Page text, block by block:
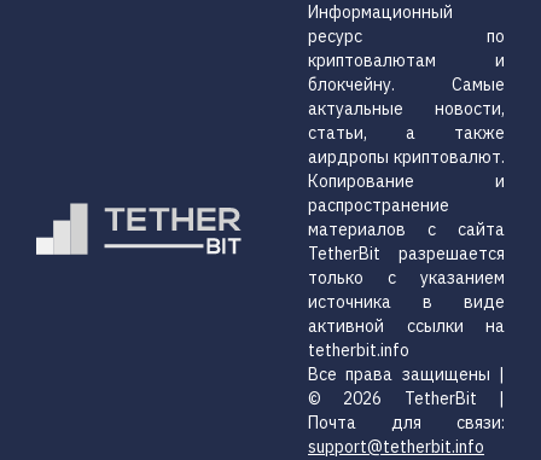
Информационный
ресурс по
криптовалютам и
блокчейну. Самые
актуальные новости,
статьи, а также
аирдропы криптовалют.
Копирование и
распространение
материалов с сайта
TetherBit разрешается
только с указанием
источника в виде
активной ссылки на
tetherbit.info
Все права защищены |
© 2026 TetherBit |
Почта для связи:
support@tetherbit.info